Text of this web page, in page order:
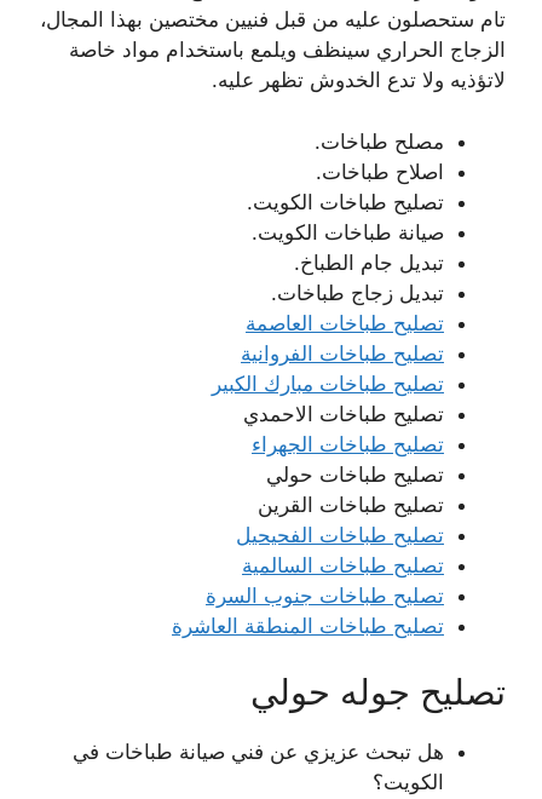
تام ستحصلون عليه من قبل فنيين مختصين بهذا المجال،
الزجاج الحراري سينظف ويلمع باستخدام مواد خاصة
لاتؤذيه ولا تدع الخدوش تظهر عليه.
مصلح طباخات.
اصلاح طباخات.
تصليح طباخات الكويت.
صيانة طباخات الكويت.
تبديل جام الطباخ.
تبديل زجاج طباخات.
تصليح طباخات العاصمة
تصليح طباخات الفروانية
تصليح طباخات مبارك الكبير
تصليح طباخات الاحمدي
تصليح طباخات الجهراء
تصليح طباخات حولي
تصليح طباخات القرين
تصليح طباخات الفحيحيل
تصليح طباخات السالمية
تصليح طباخات جنوب السرة
تصليح طباخات المنطقة العاشرة
تصليح جوله حولي
هل تبحث عزيزي عن فني صيانة طباخات في
الكويت؟